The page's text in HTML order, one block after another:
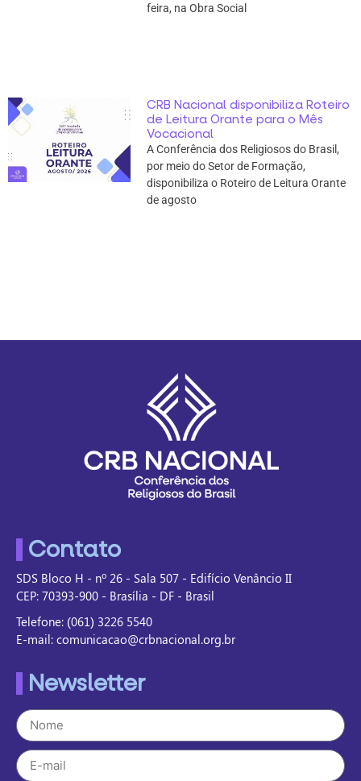
feira, na Obra Social
CRB Nacional disponibiliza Roteiro
de Leitura Orante para o Mês
Vocacional
A Conferência dos Religiosos do Brasil,
por meio do Setor de Formação,
disponibiliza o Roteiro de Leitura Orante
de agosto
Contato
SDS Bloco H - nº 26 - Sala 507 - Edifício Venâncio II
CEP: 70393-900 - Brasília - DF - Brasil
Telefone: (061) 3226 5540
E-mail: comunicacao@crbnacional.org.br
Newsletter